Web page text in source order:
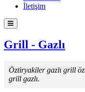
İletişim
Grill - Gazlı
Öztiryakiler gazlı grill
grill gazlı.